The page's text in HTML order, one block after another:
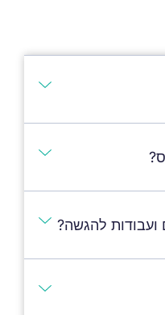
ועבודות להגשה?